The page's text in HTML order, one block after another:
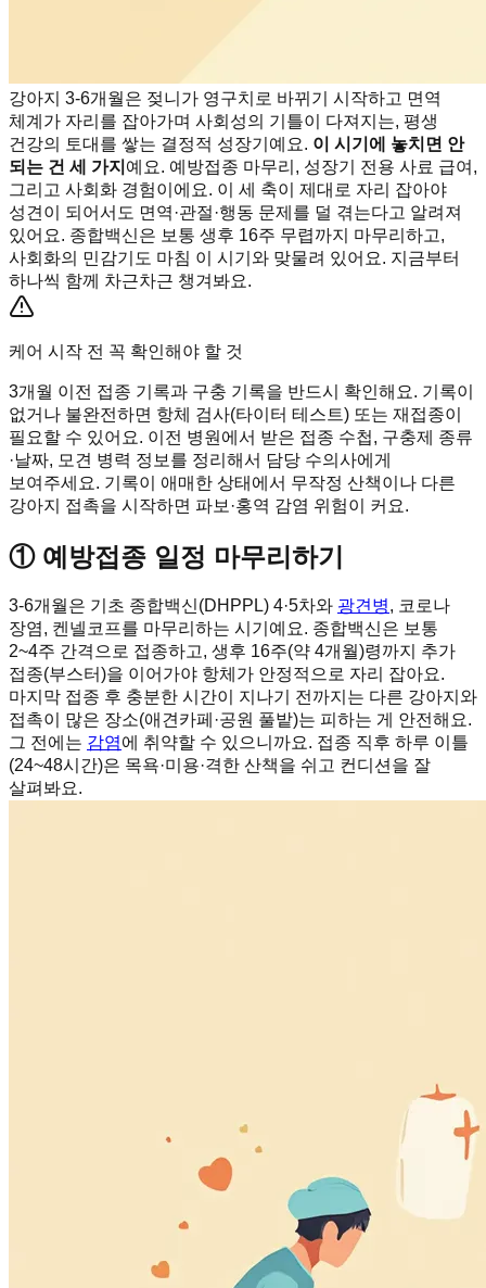
강아지 3-6개월은 젖니가 영구치로 바뀌기 시작하고 면역
체계가 자리를 잡아가며 사회성의 기틀이 다져지는, 평생
건강의 토대를 쌓는 결정적 성장기예요. 이 시기에 놓치면 안
되는 건 세 가지 예요. 예방접종 마무리, 성장기 전용 사료 급여,
그리고 사회화 경험이에요. 이 세 축이 제대로 자리 잡아야
성견이 되어서도 면역·관절·행동 문제를 덜 겪는다고 알려져
있어요. 종합백신은 보통 생후 16주 무렵까지 마무리하고,
사회화의 민감기도 마침 이 시기와 맞물려 있어요. 지금부터
하나씩 함께 차근차근 챙겨봐요.
케어 시작 전 꼭 확인해야 할 것
3개월 이전 접종 기록과 구충 기록을 반드시 확인해요. 기록이
없거나 불완전하면 항체 검사(타이터 테스트) 또는 재접종이
필요할 수 있어요. 이전 병원에서 받은 접종 수첩, 구충제 종류
·날짜, 모견 병력 정보를 정리해서 담당 수의사에게
보여주세요. 기록이 애매한 상태에서 무작정 산책이나 다른
강아지 접촉을 시작하면 파보·홍역 감염 위험이 커요.
① 예방접종 일정 마무리하기
3-6개월은 기초 종합백신(DHPPL) 4·5차와 광견병, 코로나
장염, 켄넬코프를 마무리하는 시기예요. 종합백신은 보통
2~4주 간격으로 접종하고, 생후 16주(약 4개월)령까지 추가
접종(부스터)을 이어가야 항체가 안정적으로 자리 잡아요.
마지막 접종 후 충분한 시간이 지나기 전까지는 다른 강아지와
접촉이 많은 장소(애견카페·공원 풀밭)는 피하는 게 안전해요.
그 전에는 감염에 취약할 수 있으니까요. 접종 직후 하루 이틀
(24~48시간)은 목욕·미용·격한 산책을 쉬고 컨디션을 잘
살펴봐요.